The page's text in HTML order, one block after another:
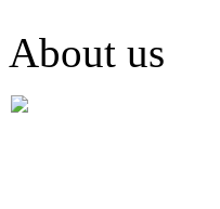
About us